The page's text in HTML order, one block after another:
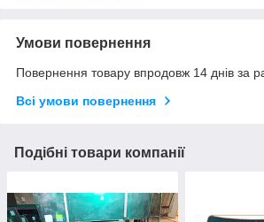
Умови повернення
Повернення товару впродовж 14 днів за
Всі умови повернення
Подібні товари компанії